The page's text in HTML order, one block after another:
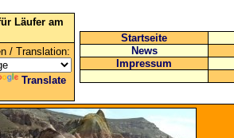
Läufer am
/ Translation:
Translate
Startseite
News
Impressum